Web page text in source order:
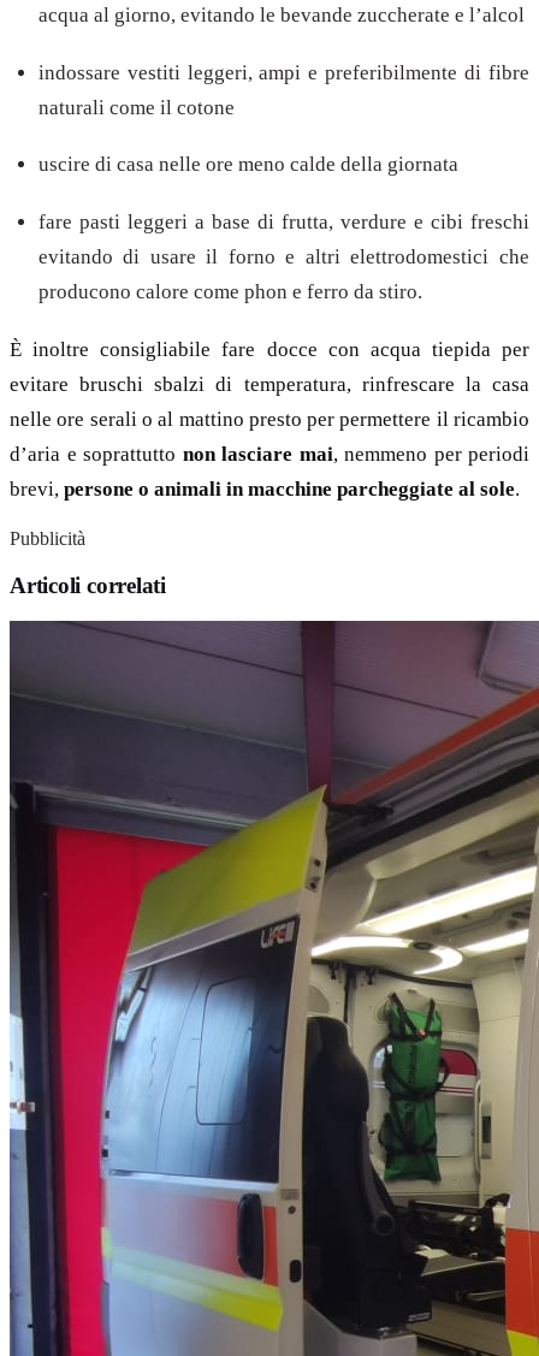
acqua al giorno, evitando le bevande zuccherate e l’alcol
indossare vestiti leggeri, ampi e preferibilmente di fibre
naturali come il cotone
uscire di casa nelle ore meno calde della giornata
fare pasti leggeri a base di frutta, verdure e cibi freschi
evitando di usare il forno e altri elettrodomestici che
producono calore come phon e ferro da stiro.
È inoltre consigliabile fare docce con acqua tiepida per
evitare bruschi sbalzi di temperatura, rinfrescare la casa
nelle ore serali o al mattino presto per permettere il ricambio
d’aria e soprattutto non lasciare mai, nemmeno per periodi
brevi, persone o animali in macchine parcheggiate al sole.
Pubblicità
Articoli correlati